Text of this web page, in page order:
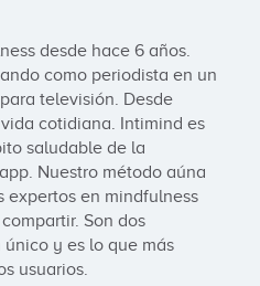
desde hace 6 años.
como periodista en un
televisión. Desde
cotidiana. Intimind es
saludable de la
Nuestro método aúna
expertos en mindfulness
Son dos
y es lo que más
usuarios.